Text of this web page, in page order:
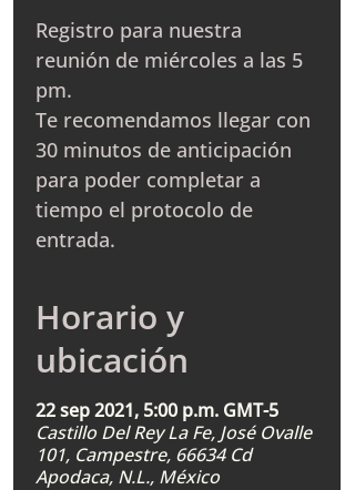
Registro para nuestra
reunión de miércoles a las 5
pm.
Te recomendamos llegar con
30 minutos de anticipación
para poder completar a
tiempo el protocolo de
entrada.
Horario y
ubicación
22 sep 2021, 5:00 p.m. GMT-5
Castillo Del Rey La Fe, José Ovalle
101, Campestre, 66634 Cd
Apodaca, N.L., México